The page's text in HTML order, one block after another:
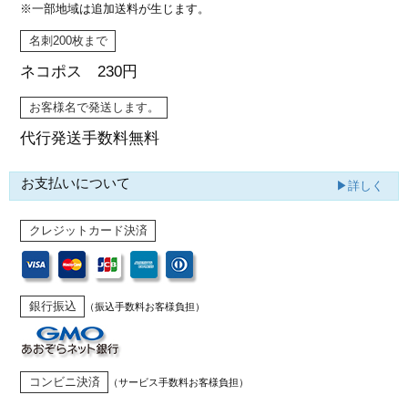
※一部地域は追加送料が生じます。
名刺200枚まで
ネコポス 230円
お客様名で発送します。
代行発送手数料無料
お支払いについて ▶詳しく
クレジットカード決済
銀行振込 （振込手数料お客様負担）
コンビニ決済 （サービス手数料お客様負担）